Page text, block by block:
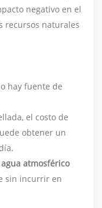
negativo en el
recursos naturales
hay fuente de
el costo de
obtener un
atmosférico
sin incurrir en